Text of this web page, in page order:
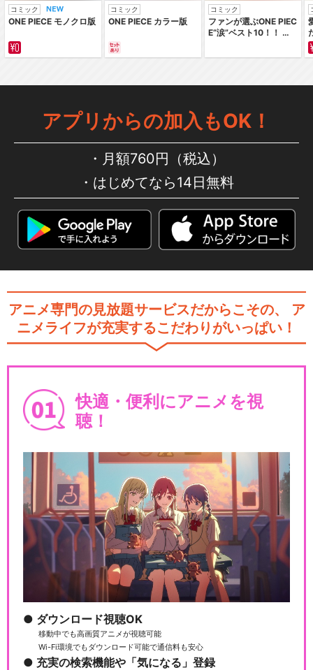
コミック
ONE PIECE モノクロ版
コミック
ONE PIECE カラー版
コミック
ファンが選ぶONE PIEC
E“涙”ベスト10！！ ～
編～ カラー版
アプリからの加入もOK！
月額760円（税込）
はじめてなら14日無料
アニメ専門の見放題サービスだからこその、
ア
ニメライフが充実するこだわりがいっぱい！
快適・便利にアニメを視
聴！
ダウンロード視聴OK
移動中でも高画質アニメが視聴可能
Wi-Fi環境でもダウンロード可能で通信料も安心
充実の検索機能や「気になる」登録